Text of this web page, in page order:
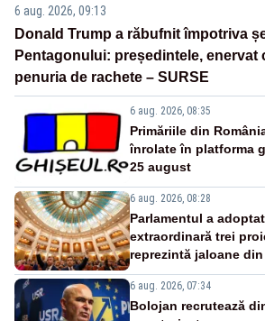
6 aug. 2026, 09:13
Donald Trump a răbufnit împotriva
Pentagonului: președintele, enervat
penuria de rachete – SURSE
6 aug. 2026, 08:35
Primăriile din
înrolate în platforma
25 august
6 aug. 2026, 08:28
Parlamentul a
extraordinară trei
reprezintă jaloane din
6 aug. 2026, 07:34
Bolojan recrutează